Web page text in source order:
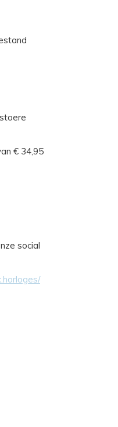
€ 34,95
social